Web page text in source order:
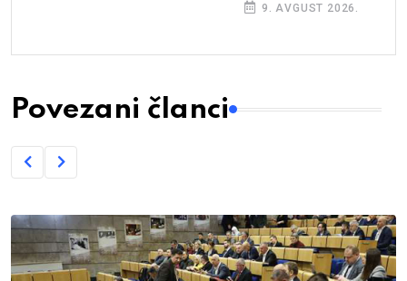
9. AVGUST 2026.
Povezani članci